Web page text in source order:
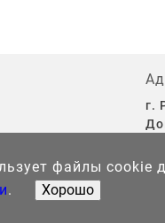
г.
файлы cookie
. Хорошо